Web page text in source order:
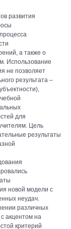
развития
а также о
Использование
не позволяет
результата –
для
Цель
результаты
новой модели с
неудач.
различных
акцентом на
критерий